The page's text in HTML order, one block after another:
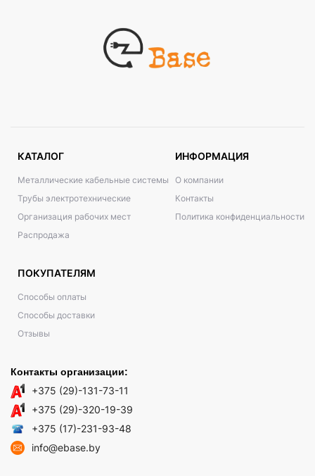
КАТАЛОГ
Металлические кабельные системы
Трубы электротехнические
Организация рабочих мест
Распродажа
ИНФОРМАЦИЯ
О компании
Контакты
Политика конфиденциальности
ПОКУПАТЕЛЯМ
Способы оплаты
Способы доставки
Отзывы
Контакты организации:
+375 (29)-131-73-11
+375 (29)-320-19-39
+375 (17)-231-93-48
info@ebase.by